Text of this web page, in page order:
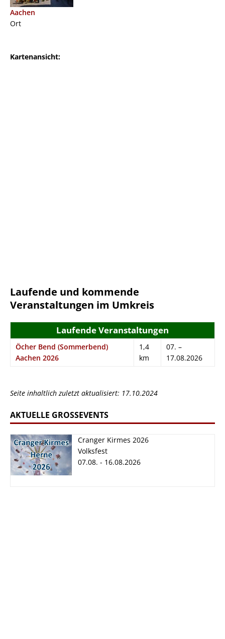
Aachen
Ort
Kartenansicht:
Laufende und kommende
Veranstaltungen im Umkreis
Laufende Veranstaltungen
Öcher Bend (Sommerbend)
Aachen 2026
1,4
km
07. –
17.08.2026
Seite inhaltlich zuletzt aktualisiert: 17.10.2024
AKTUELLE GROSSEVENTS
Cranger Kirmes 2026
Volksfest
07.08. - 16.08.2026